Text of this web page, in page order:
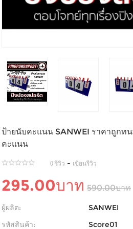
ป้ายนับคะแนน SANWEI ราคาถูกท
คะแนน
0 รีวิว - เขียนรีวิว
295.00บาท 590.00บาท
ผู้ผลิต:
SANWEI
รหัสสินค้า:
Score01